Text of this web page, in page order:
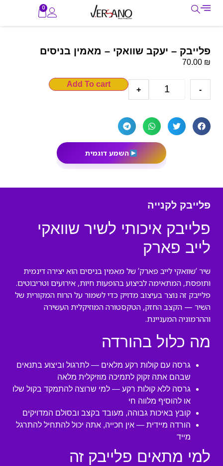
0
פלייבק – יעקב שוואקי – מאמין בניסים
70.00 ₪
-
+
Add To cart
השמע דוגמית
פלייבק לקנייה
פלייבק איכותי לשיר שוואקי
לייב פארק
שיר ‘שוואקי לייב פארק’ של מאמין בניסים הוא יצירה דינמית
ותופסת, המתאימה לביצוע בהופעות חיות, אירועים וטריבוטים.
פלייבק זה נוצר בעיצוב מדויק כדי לשמור על הרוח המקורית של
השיר — הקצב החזק, הטקסטורה המוזיקלית העשירה
וההרמוניה המעניינת.
מה כלול בהורדה
גרסה עם קולות רקע מלאים — לתרגול וביצוע בתנאים
שבהם אתה זקוק לתמיכה מוזיקלית מלאה
גרסה ללא קולות רקע — למי שרוצה להתמקד בקול שלו
או להוסיף מלווה חי
קובץ באיכות גבוהה, מעובד בקצב ובסולם המדויקים
הורדה מיידית — אין חכייה, אתה יכול להתחיל להתרגל
מייד
למי מתאים פלייבק זה